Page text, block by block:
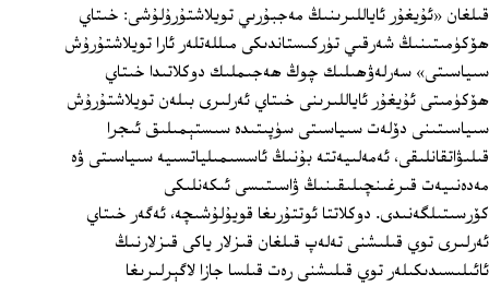
قىلغان «ئۇيغۇر ئاياللىرىنىڭ مەجبۇرىي تويلاشتۇرۇلۇشى: خىتاي
ھۆكۈمىتىنىڭ شەرقىي تۈركىستاندىكى مىللەتلەر ئارا تويلاشتۇرۇش
سىياسىتى» سەرلەۋھىلىك چوڭ ھەجىملىك دوكلاتىدا خىتاي
ھۆكۈمىتى ئۇيغۇر ئاياللىرىنى خىتاي ئەرلىرى بىلەن تويلاشتۇرۇش
سىياسىتىنى دۆلەت سىياسىتى سۈپىتىدە سىستېمىلىق ئىجرا
قىلىۋاتقانلىقى، ئەمەلىيەتتە بۇنىڭ ئاسسىمىلياتسىيە سىياسىتى ۋە
مەدەنىيەت قىرغىنچىلىقىنىڭ ۋاسىتىسى ئىكەنلىكى
كۆرسىتىلگەنىدى. دوكلاتتا ئوتتۇرىغا قويۇلۇشىچە، ئەگەر خىتاي
ئەرلىرى توي قىلىشنى تەلەپ قىلغان قىزلار ياكى قىزلارنىڭ
ئائىلىسىدىكىلەر توي قىلىشنى رەت قىلسا جازا لاگېرلىرىغا